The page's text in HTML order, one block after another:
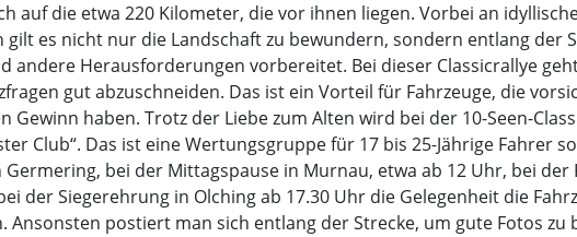
auf die etwa 220 Kilometer, die vor ihnen liegen. Vorbei an
gilt es nicht nur die Landschaft zu bewundern, sondern entlang der
andere Herausforderungen vorbereitet. Bei dieser Classicrallye
gut abzuschneiden. Das ist ein Vorteil für Fahrzeuge, die
Gewinn haben. Trotz der Liebe zum Alten wird bei der 10-Seen-
Club“. Das ist eine Wertungsgruppe für 17 bis 25-Jährige Fahrer
bei der Mittagspause in Murnau, etwa ab 12 Uhr, bei der
der Siegerehrung in Olching ab 17.30 Uhr die Gelegenheit die
Ansonsten postiert man sich entlang der Strecke, um gute Fotos zu